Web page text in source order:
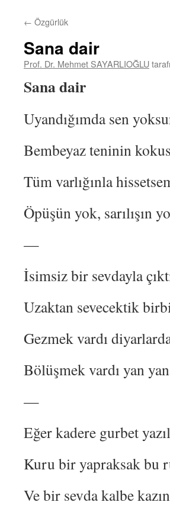
← Özgürlük
Sana dair
Prof. Dr. Mehmet SAYARLIOĞLU
Sana dair
Uyandığımda sen
Bembeyaz teninin
Tüm varlığınla
Öpüşün yok, sarılışın
—
İsimsiz bir sevdayla
Uzaktan sevecektik
Gezmek vardı
Bölüşmek vardı yan
—
Eğer kadere gurbet
Kuru bir yapraksak bu
Ve bir sevda kalbe